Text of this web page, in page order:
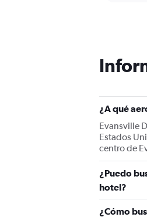
chart
has
Y
axis
0
to
600.
¿A qué
Evansville
Estados
centro de
¿Puedo
hotel?
¿Cómo